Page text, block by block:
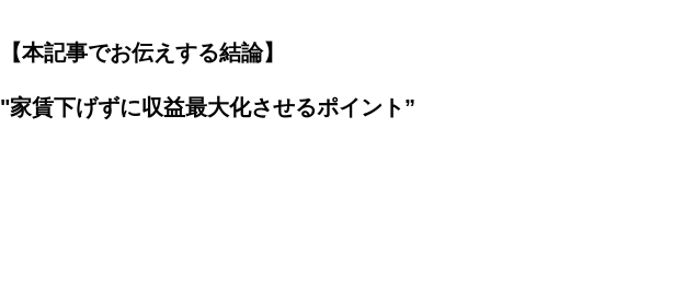
【本記事でお伝えする結論】
"家賃下げずに収益最大化させるポイント”